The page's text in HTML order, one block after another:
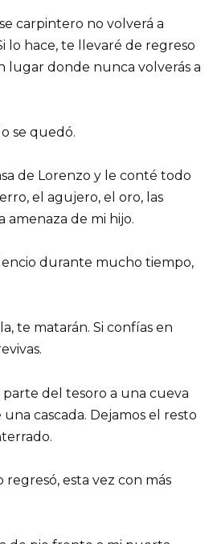
carpintero no volverá a
lo hace, te llevaré de regreso
lugar donde nunca volverás a
se quedó.
de Lorenzo y le conté todo
el agujero, el oro, las
amenaza de mi hijo.
durante mucho tiempo,
te matarán. Si confías en
parte del tesoro a una cueva
cascada. Dejamos el resto
esta vez con más